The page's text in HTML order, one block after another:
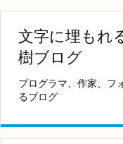
文字に埋もれ
樹ブログ
プログラマ、作家、フ
るブログ